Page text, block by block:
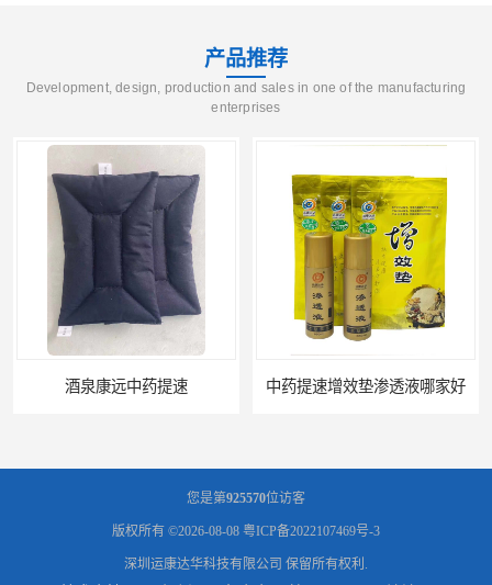
产品推荐
Development, design, production and sales in one of the manufacturing
enterprises
中药提速增效垫渗透液哪家好 兰州中药提速脉冲治疗仪
您是第925570位访客
版权所有 ©2026-08-08 粤ICP备2022107469号-3
深圳运康达华科技有限公司 保留所有权利.